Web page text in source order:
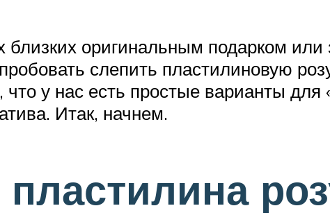
близких оригинальным подарком или
слепить пластилиновую
у нас есть простые варианты для
Итак, начнем.